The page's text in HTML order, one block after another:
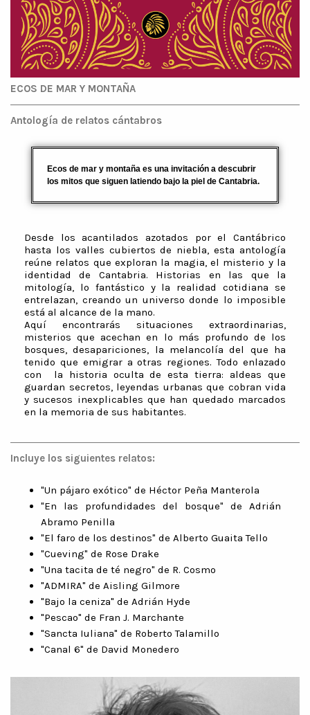
ECOS DE MAR Y MONTAÑA
Antología de relatos cántabros
Ecos de mar y montaña es una invitación a descubrir
los mitos que siguen latiendo bajo la piel de Cantabria.
Desde los acantilados azotados por el Cantábrico
hasta los valles cubiertos de niebla, esta antología
reúne relatos que exploran la magia, el misterio y la
identidad de Cantabria. Historias en las que la
mitología, lo fantástico y la realidad cotidiana se
entrelazan, creando un universo donde lo imposible
está al alcance de la mano.
Aquí encontrarás situaciones extraordinarias,
misterios que acechan en lo más profundo de los
bosques, desapariciones, la melancolía del que ha
tenido que emigrar a otras regiones. Todo enlazado
con la historia oculta de esta tierra: aldeas que
guardan secretos, leyendas urbanas que cobran vida
y sucesos inexplicables que han quedado marcados
en la memoria de sus habitantes.
Incluye los siguientes relatos:
"Un pájaro exótico" de Héctor Peña Manterola
"En las profundidades del bosque" de Adrián
Abramo Penilla
"El faro de los destinos" de Alberto Guaita Tello
"Cueving" de Rose Drake
"Una tacita de té negro" de R. Cosmo
"ADMIRA" de Aisling Gilmore
"Bajo la ceniza" de Adrián Hyde
"Pescao" de Fran J. Marchante
"Sancta Iuliana" de Roberto Talamillo
"Canal 6" de David Monedero